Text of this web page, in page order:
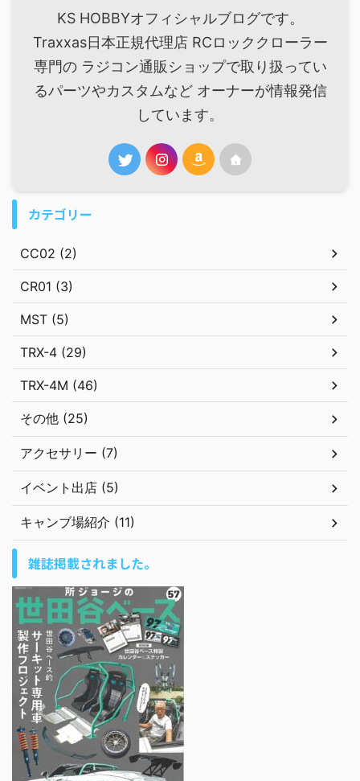
KS HOBBYオフィシャルブログです。
Traxxas日本正規代理店 RCロッククローラー
専門の ラジコン通販ショップで取り扱ってい
るパーツやカスタムなど オーナーが情報発信
しています。
カテゴリー
CC02 (2)
CR01 (3)
MST (5)
TRX-4 (29)
TRX-4M (46)
その他 (25)
アクセサリー (7)
イベント出店 (5)
キャンブ場紹介 (11)
雑誌掲載されました。